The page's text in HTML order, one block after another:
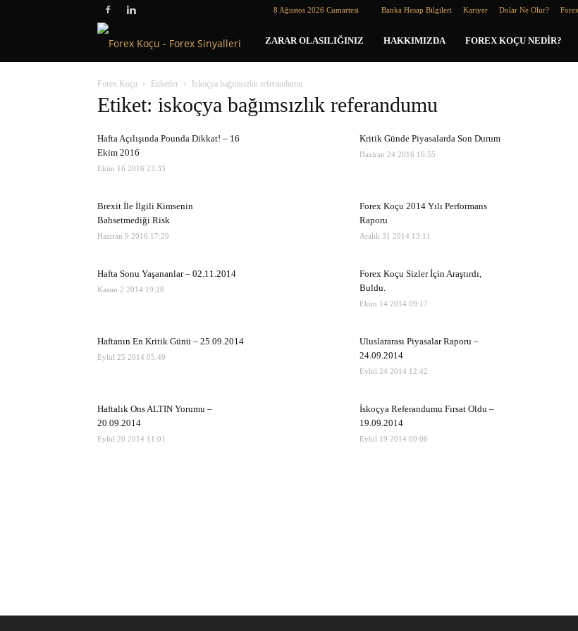
8 Ağustos 2026 Cumartesi Banka Hesap Bilgileri Kariyer Dolar Ne Olur?
Forex
Koçu
ZARAR OLASILIĞINIZ HAKKIMIZDA FOREX KOÇU NEDIR?
Forex Koçu Etiketler Iskoçya bağımsızlık referandumu
Etiket: iskoçya bağımsızlık referandumu
Hafta Açılışında Pounda Dikkat! – 16
Ekim 2016
Ekim 16 2016 23:33
Kritik Günde Piyasalarda Son Durum
Haziran 24 2016 16:55
Brexit İle İlgili Kimsenin
Bahsetmediği Risk
Haziran 9 2016 17:29
Forex Koçu 2014 Yılı Performans
Raporu
Aralık 31 2014 13:11
Hafta Sonu Yaşananlar – 02.11.2014
Kasım 2 2014 19:28
Forex Koçu Sizler İçin Araştırdı,
Buldu.
Ekim 14 2014 09:17
Haftanın En Kritik Günü – 25.09.2014
Eylül 25 2014 05:49
Uluslararası Piyasalar Raporu –
24.09.2014
Eylül 24 2014 12:42
Haftalık Ons ALTIN Yorumu –
20.09.2014
Eylül 20 2014 11:01
İskoçya Referandumu Fırsat Oldu –
19.09.2014
Eylül 19 2014 09:06